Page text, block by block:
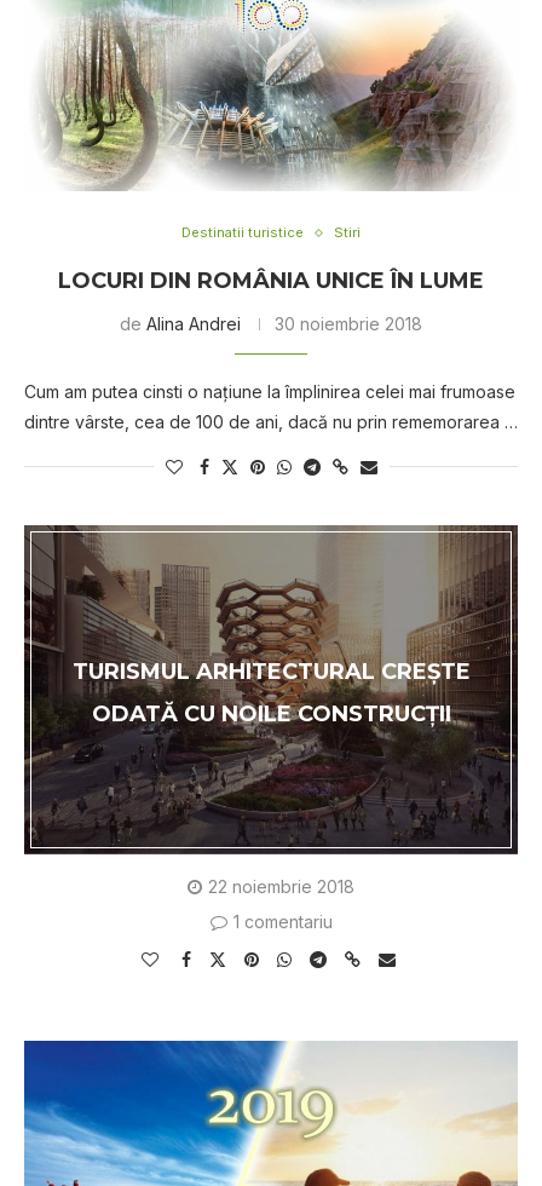
Destinatii turistice Stiri
LOCURI DIN ROMÂNIA UNICE ÎN LUME
de Alina Andrei 30 noiembrie 2018
Cum am putea cinsti o națiune la împlinirea celei mai frumoase
dintre vârste, cea de 100 de ani, dacă nu prin rememorarea …
TURISMUL ARHITECTURAL CREŞTE
ODATĂ CU NOILE CONSTRUCŢII
22 noiembrie 2018
1 comentariu